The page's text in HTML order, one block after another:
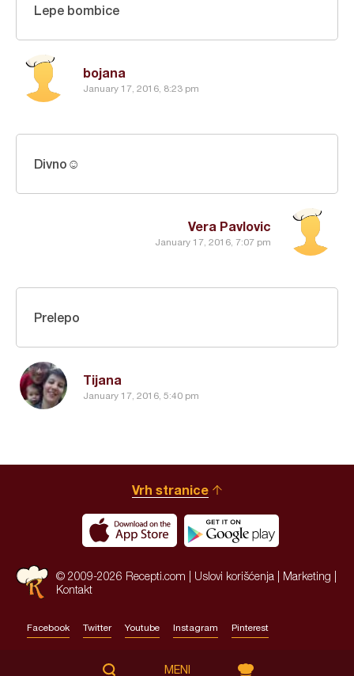
bojana
January 17, 2016, 8:23 pm
Lepe bombice
Vera Pavlovic
January 17, 2016, 7:07 pm
Divno☺
Tijana
January 17, 2016, 5:40 pm
Prelepo
Vrh stranice
© 2009-2026 Recepti.com | Uslovi korišćenja Marketing
Kontakt
Facebook Twitter Youtube Instagram Pinterest